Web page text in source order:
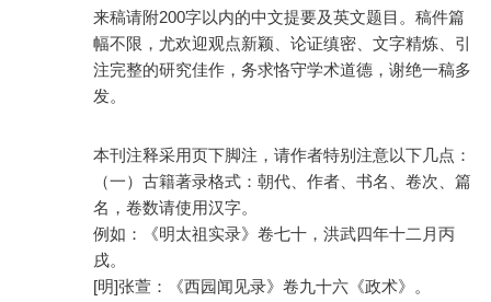
来稿请附200字以内的中文提要及英文题目。稿件篇
幅不限，尤欢迎观点新颖、论证缜密、文字精炼、引
注完整的研究佳作，务求恪守学术道德，谢绝一稿多
发。
本刊注释采用页下脚注，请作者特别注意以下几点：
（一）古籍著录格式：朝代、作者、书名、卷次、篇
名，卷数请使用汉字。
例如：《明太祖实录》卷七十，洪武四年十二月丙
戌。
[明]张萱：《西园闻见录》卷九十六《政术》。